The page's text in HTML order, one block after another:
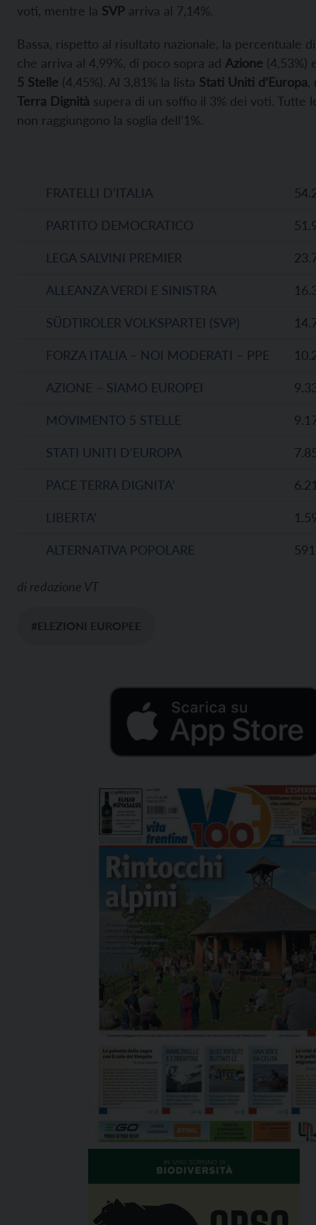
voti, mentre la SVP arriva al 7,14%.
Bassa, rispetto al risultato nazionale, la percentuale di
che arriva al 4,99%, di poco sopra ad Azione (4,53%)
5 Stelle (4,45%). Al 3,81% la lista Stati Uniti d’Europa
Terra Dignità supera di un soffio il 3% dei voti. Tutte
non raggiungono la soglia dell’1%.
FRATELLI D’ITALIA
PARTITO DEMOCRATICO
LEGA SALVINI PREMIER
ALLEANZA VERDI E SINISTRA
SÜDTIROLER VOLKSPARTEI (SVP)
FORZA ITALIA – NOI MODERATI – PPE
AZIONE – SIAMO EUROPEI
MOVIMENTO 5 STELLE
STATI UNITI D’EUROPA
PACE TERRA DIGNITA’
LIBERTA’
ALTERNATIVA POPOLARE 591
di redazione VT
#ELEZIONI EUROPEE